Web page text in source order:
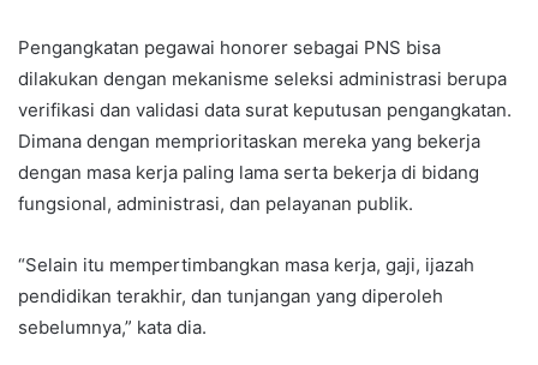
Pengangkatan pegawai honorer sebagai PNS bisa
dilakukan dengan mekanisme seleksi administrasi berupa
verifikasi dan validasi data surat keputusan pengangkatan.
Dimana dengan memprioritaskan mereka yang bekerja
dengan masa kerja paling lama serta bekerja di bidang
fungsional, administrasi, dan pelayanan publik.
“Selain itu mempertimbangkan masa kerja, gaji, ijazah
pendidikan terakhir, dan tunjangan yang diperoleh
sebelumnya,” kata dia.